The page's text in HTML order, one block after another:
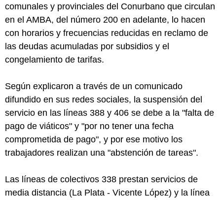
comunales y provinciales del Conurbano que circulan
en el AMBA, del número 200 en adelante, lo hacen
con horarios y frecuencias reducidas en reclamo de
las deudas acumuladas por subsidios y el
congelamiento de tarifas.
Según explicaron a través de un comunicado
difundido en sus redes sociales, la suspensión del
servicio en las líneas 388 y 406 se debe a la "falta de
pago de viáticos" y "por no tener una fecha
comprometida de pago", y por ese motivo los
trabajadores realizan una "abstención de tareas".
Las líneas de colectivos 338 prestan servicios de
media distancia (La Plata - Vicente López) y la línea